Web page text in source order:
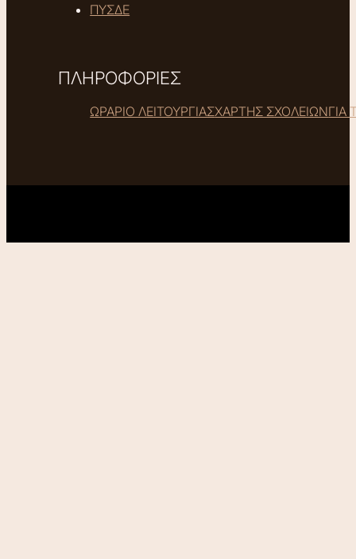
ΠΥΣΔΕ
ΠΛΗΡΟΦΟΡΙΕΣ
ΩΡΑΡΙΟ ΛΕΙΤΟΥΡΓΙΑΣΧΑΡΤΗΣ ΣΧΟΛΕΙΩΝΓΙΑ